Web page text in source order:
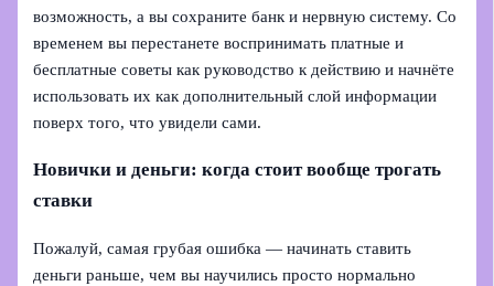
возможность, а вы сохраните банк и нервную систему. Со
временем вы перестанете воспринимать платные и
бесплатные советы как руководство к действию и начнёте
использовать их как дополнительный слой информации
поверх того, что увидели сами.
Новички и деньги: когда стоит вообще трогать
ставки
Пожалуй, самая грубая ошибка — начинать ставить
деньги раньше, чем вы научились просто нормально